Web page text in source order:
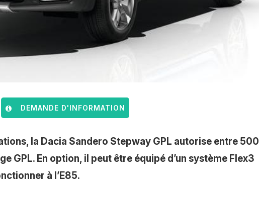
DEMANDE D'INFORMATION
la Dacia Sandero Stepway GPL autorise entre 500
GPL. En option, il peut être équipé d’un système Flex3
à l’E85.